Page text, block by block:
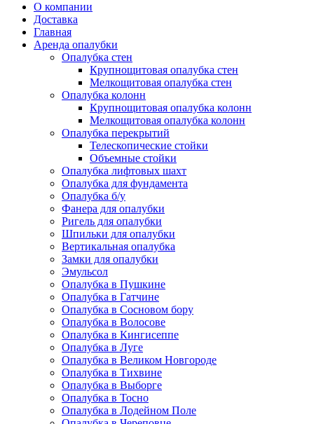
О компании
Доставка
Главная
Аренда опалубки
Опалубка стен
Крупнощитовая опалубка стен
Мелкощитовая опалубка стен
Опалубка колонн
Крупнощитовая опалубка колонн
Мелкощитовая опалубка колонн
Опалубка перекрытий
Телескопические стойки
Объемные стойки
Опалубка лифтовых шахт
Опалубка для фундамента
Опалубка б/у
Фанера для опалубки
Ригель для опалубки
Шпильки для опалубки
Вертикальная опалубка
Замки для опалубки
Эмульсол
Опалубка в Пушкине
Опалубка в Гатчине
Опалубка в Сосновом бору
Опалубка в Волосове
Опалубка в Кингисеппе
Опалубка в Луге
Опалубка в Великом Новгороде
Опалубка в Тихвине
Опалубка в Выборге
Опалубка в Тосно
Опалубка в Лодейном Поле